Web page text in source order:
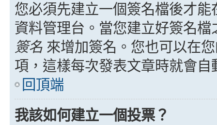
您必須先建立一個簽名檔後才
資料管理台。當您建立好簽名
簽名 來增加簽名。您也可以在
項，這樣每次發表文章時就會自
回頂端
我該如何建立一個投票？